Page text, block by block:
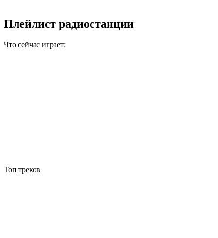
Плейлист радиостанции
Что сейчас играет:
Топ треков